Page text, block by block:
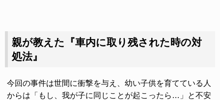
親が教えた『車内に取り残された時の対
処法』
今回の事件は世間に衝撃を与え、幼い子供を育てている人
からは「もし、我が子に同じことが起こったら…」と不安